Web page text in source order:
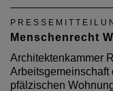
Menschenrecht
Architektenkammer
Arbeitsgemeinschaft
pfälzischen
LIGA der Freien
Rheinland-Pfalz